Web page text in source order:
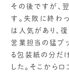
その後ですが、
す。失敗に終わ
は人気があり、
営業担当の猛プ
る包装紙の分だ
した。そこから